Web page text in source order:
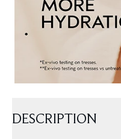
DESCRIPTION